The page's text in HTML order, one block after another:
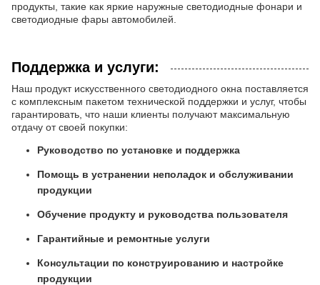
продукты, такие как яркие наружные светодиодные фонари и
светодиодные фары автомобилей.
Поддержка и услуги:
Наш продукт искусственного светодиодного окна поставляется
с комплексным пакетом технической поддержки и услуг, чтобы
гарантировать, что наши клиенты получают максимальную
отдачу от своей покупки:
Руководство по установке и поддержка
Помощь в устранении неполадок и обслуживании
продукции
Обучение продукту и руководства пользователя
Гарантийные и ремонтные услуги
Консультации по конструированию и настройке
продукции